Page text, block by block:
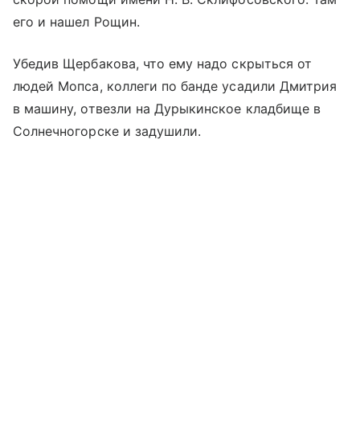
его и нашел Рощин.
Убедив Щербакова, что ему надо скрыться от
людей Мопса, коллеги по банде усадили Дмитрия
в машину, отвезли на Дурыкинское кладбище в
Солнечногорске и задушили.